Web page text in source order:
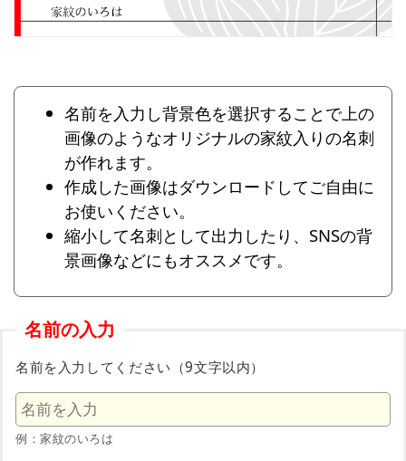
名前を入力し背景色を選択することで上の
画像のようなオリジナルの家紋入りの名刺
が作れます。
作成した画像はダウンロードしてご自由に
お使いください。
縮小して名刺として出力したり、SNSの背
景画像などにもオススメです。
名前の入力
名前を入力してください（9文字以内）
例：家紋のいろは